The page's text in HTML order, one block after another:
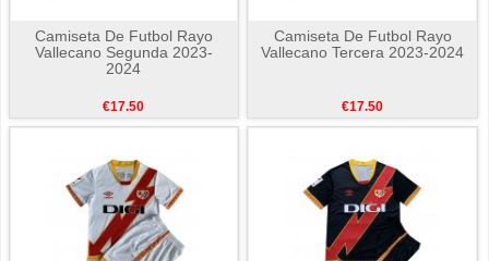
Camiseta De Futbol Rayo
Vallecano Segunda 2023-
2024
€17.50
Camiseta De Futbol Rayo
Vallecano Tercera 2023-2024
€17.50